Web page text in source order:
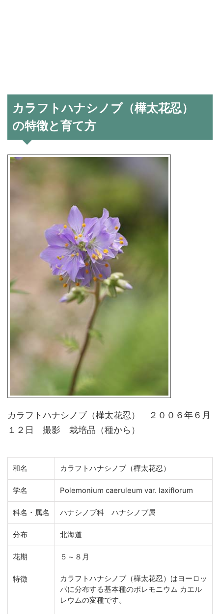
カラフトハナシノブ（樺太花忍）
の特徴と育て方
カラフトハナシノブ（樺太花忍） ２００６年６月
１２日 撮影 栽培品（種から）
和名 カラフトハナシノブ（樺太花忍）
学名 Polemonium caeruleum var. laxiflorum
科名・属名 ハナシノブ科 ハナシノブ属
分布 北海道
花期 ５～８月
特徴
カラフトハナシノブ（樺太花忍）はヨーロッ
パに分布する基本種のポレモニウム カエル
レウムの変種です。